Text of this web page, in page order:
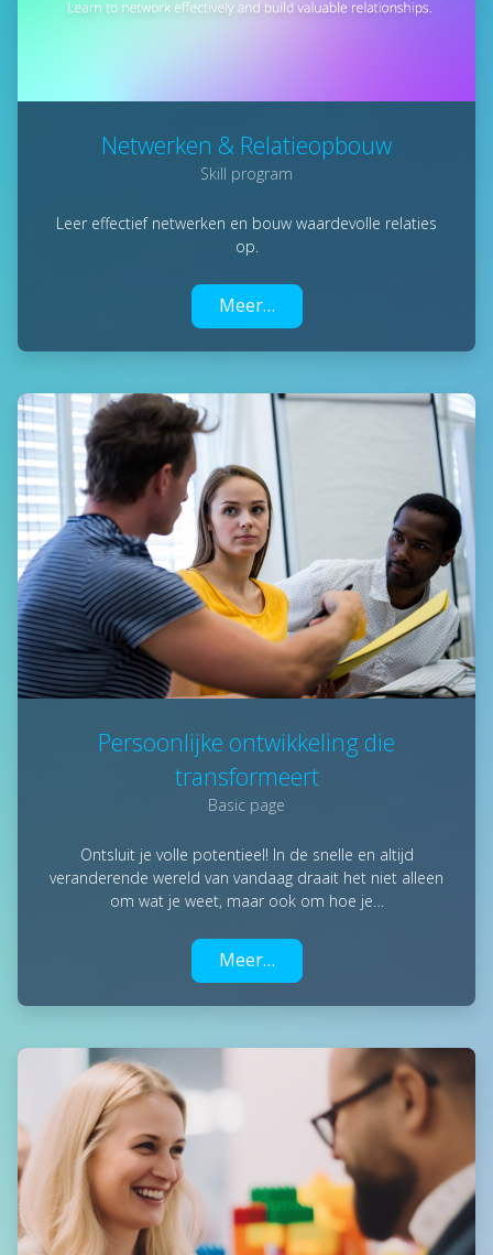
Netwerken & Relatieopbouw
Skill program
Leer effectief netwerken en bouw waardevolle relaties
op.
Meer…
Persoonlijke ontwikkeling die
transformeert
Basic page
Ontsluit je volle potentieel! In de snelle en altijd
veranderende wereld van vandaag draait het niet alleen
om wat je weet, maar ook om hoe je…
Meer…